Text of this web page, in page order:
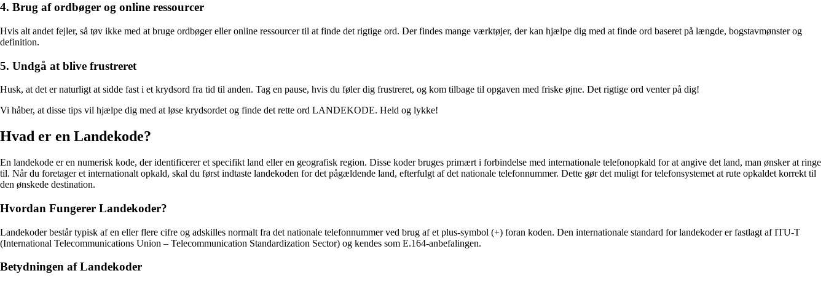
4. Brug af ordbøger og online ressourcer
Hvis alt andet fejler, så tøv ikke med at bruge ordbøger eller online ressourcer til at finde det rigtige ord. Der findes mange værktøjer, der kan hjælpe dig med at finde ord baseret på længde, bogstavmønster og
definition.
5. Undgå at blive frustreret
Husk, at det er naturligt at sidde fast i et krydsord fra tid til anden. Tag en pause, hvis du føler dig frustreret, og kom tilbage til opgaven med friske øjne. Det rigtige ord venter på dig!
Vi håber, at disse tips vil hjælpe dig med at løse krydsordet og finde det rette ord LANDEKODE. Held og lykke!
Hvad er en Landekode?
En landekode er en numerisk kode, der identificerer et specifikt land eller en geografisk region. Disse koder bruges primært i forbindelse med internationale telefonopkald for at angive det land, man ønsker at ringe
til. Når du foretager et internationalt opkald, skal du først indtaste landekoden for det pågældende land, efterfulgt af det nationale telefonnummer. Dette gør det muligt for telefonsystemet at rute opkaldet korrekt til
den ønskede destination.
Hvordan Fungerer Landekoder?
Landekoder består typisk af en eller flere cifre og adskilles normalt fra det nationale telefonnummer ved brug af et plus-symbol (+) foran koden. Den internationale standard for landekoder er fastlagt af ITU-T
(International Telecommunications Union – Telecommunication Standardization Sector) og kendes som E.164-anbefalingen.
Betydningen af Landekoder